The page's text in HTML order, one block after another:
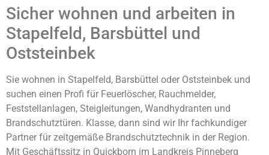
Sicher wohnen und arbeiten in
Stapelfeld, Barsbüttel und
Oststeinbek
Sie wohnen in Stapelfeld, Barsbüttel oder Oststeinbek und
suchen einen Profi für Feuerlöscher, Rauchmelder,
Feststellanlagen, Steigleitungen, Wandhydranten und
Brandschutztüren. Klasse, dann sind wir Ihr fachkundiger
Partner für zeitgemäße Brandschutztechnik in der Region.
Mit Geschäftssitz in Quickborn im Landkreis Pinneberg